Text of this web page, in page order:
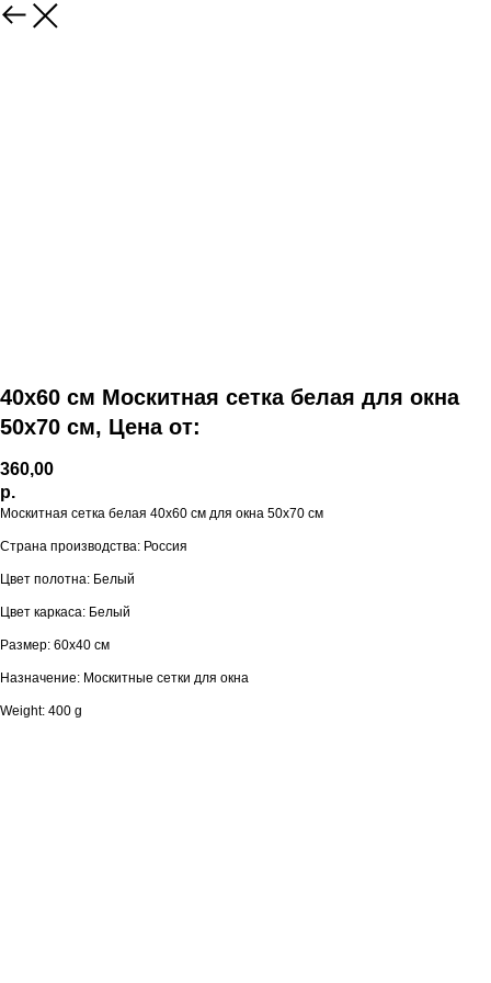
40x60 см Москитная сетка белая для окна
50x70 см, Цена от:
360,00
р.
Москитная сетка белая 40x60 см для окна 50x70 см
Страна производства: Россия
Цвет полотна: Белый
Цвет каркаса: Белый
Размер: 60х40 см
Назначение: Москитные сетки для окна
Weight: 400 g